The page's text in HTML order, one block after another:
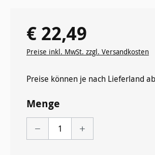
Regulärer Preis:
€ 22,49
Preise inkl. MwSt. zzgl. Versandkosten
Preise können je nach Lieferland
Menge